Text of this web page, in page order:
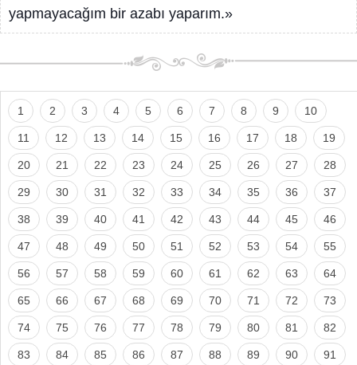
yapmayacağım bir azabı yaparım.»
1 2 3 4 5 6 7 8 9 10
11 12 13 14 15 16 17 18 19
20 21 22 23 24 25 26 27 28
29 30 31 32 33 34 35 36 37
38 39 40 41 42 43 44 45 46
47 48 49 50 51 52 53 54 55
56 57 58 59 60 61 62 63 64
65 66 67 68 69 70 71 72 73
74 75 76 77 78 79 80 81 82
83 84 85 86 87 88 89 90 91